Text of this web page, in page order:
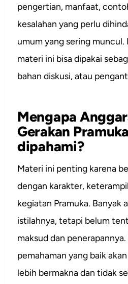
pengertian, manfaat,
kesalahan yang perlu
umum yang sering muncul.
materi ini bisa dipakai
bahan diskusi, atau
Mengapa
Gerakan
dipahami?
Materi ini penting karena
dengan karakter,
kegiatan Pramuka. Banyak
istilahnya, tetapi belum
maksud dan penerapannya.
pemahaman yang baik
lebih bermakna dan tidak